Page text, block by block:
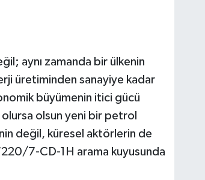
aynı zamanda bir ülkenin
üretiminden sanayiye kadar
büyümenin itici gücü
olursa olsun yeni bir petrol
değil, küresel aktörlerin de
7-CD-1H arama kuyusunda